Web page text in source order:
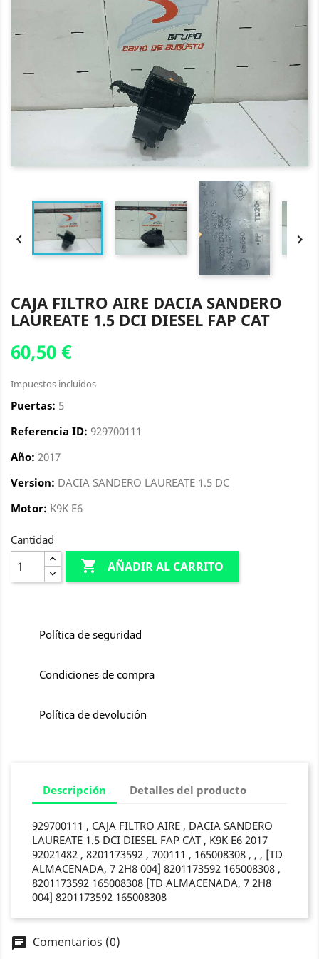
 
CAJA FILTRO AIRE DACIA SANDERO
LAUREATE 1.5 DCI DIESEL FAP CAT
60,50 €
Impuestos incluidos
Puertas: 5
Referencia ID: 929700111
Año: 2017
Version: DACIA SANDERO LAUREATE 1.5 DC
Motor: K9K E6
Cantidad
 AÑADIR AL CARRITO
Política de seguridad
Condiciones de compra
Política de devolución
Descripción Detalles del producto
929700111 , CAJA FILTRO AIRE , DACIA SANDERO
LAUREATE 1.5 DCI DIESEL FAP CAT , K9K E6 2017
92021482 , 8201173592 , 700111 , 165008308 , , , [TD
ALMACENADA, 7 2H8 004] 8201173592 165008308 ,
8201173592 165008308 [TD ALMACENADA, 7 2H8
004] 8201173592 165008308
chat Comentarios (0)